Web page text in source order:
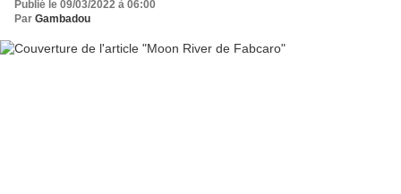
Publié le 09/03/2022 à 06:00
Par Gambadou